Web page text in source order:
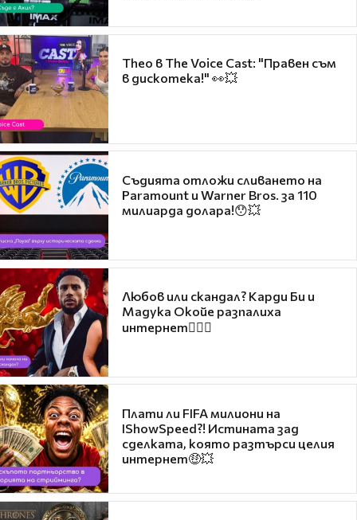
Theo в The Voice Cast: "Правен съм
в дискотека!" 👀💥
Съдията отложи сливането на
Paramount и Warner Bros. за 110
милиарда долара!😯💥
Любов или скандал? Карди Би и
Мадука Окойе разпалиха
интернет❤️‍🔥🔥
Плати ли FIFA милиони на
IShowSpeed?! Истината зад
сделката, която разтърси целия
интернет🤑💥